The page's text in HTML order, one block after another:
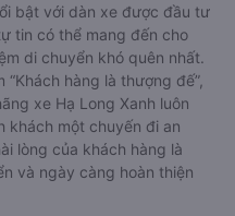
bật với dàn xe được đầu tư
tin có thể mang đến cho
di chuyển khó quên nhất.
hàng là thượng đế”,
xe Hạ Long Xanh luôn
khách một chuyến đi an
lòng của khách hàng là
và ngày càng hoàn thiện